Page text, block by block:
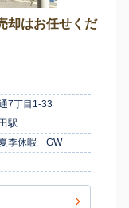
却はお任せくだ
7丁目1-33
駅
季休暇 GW